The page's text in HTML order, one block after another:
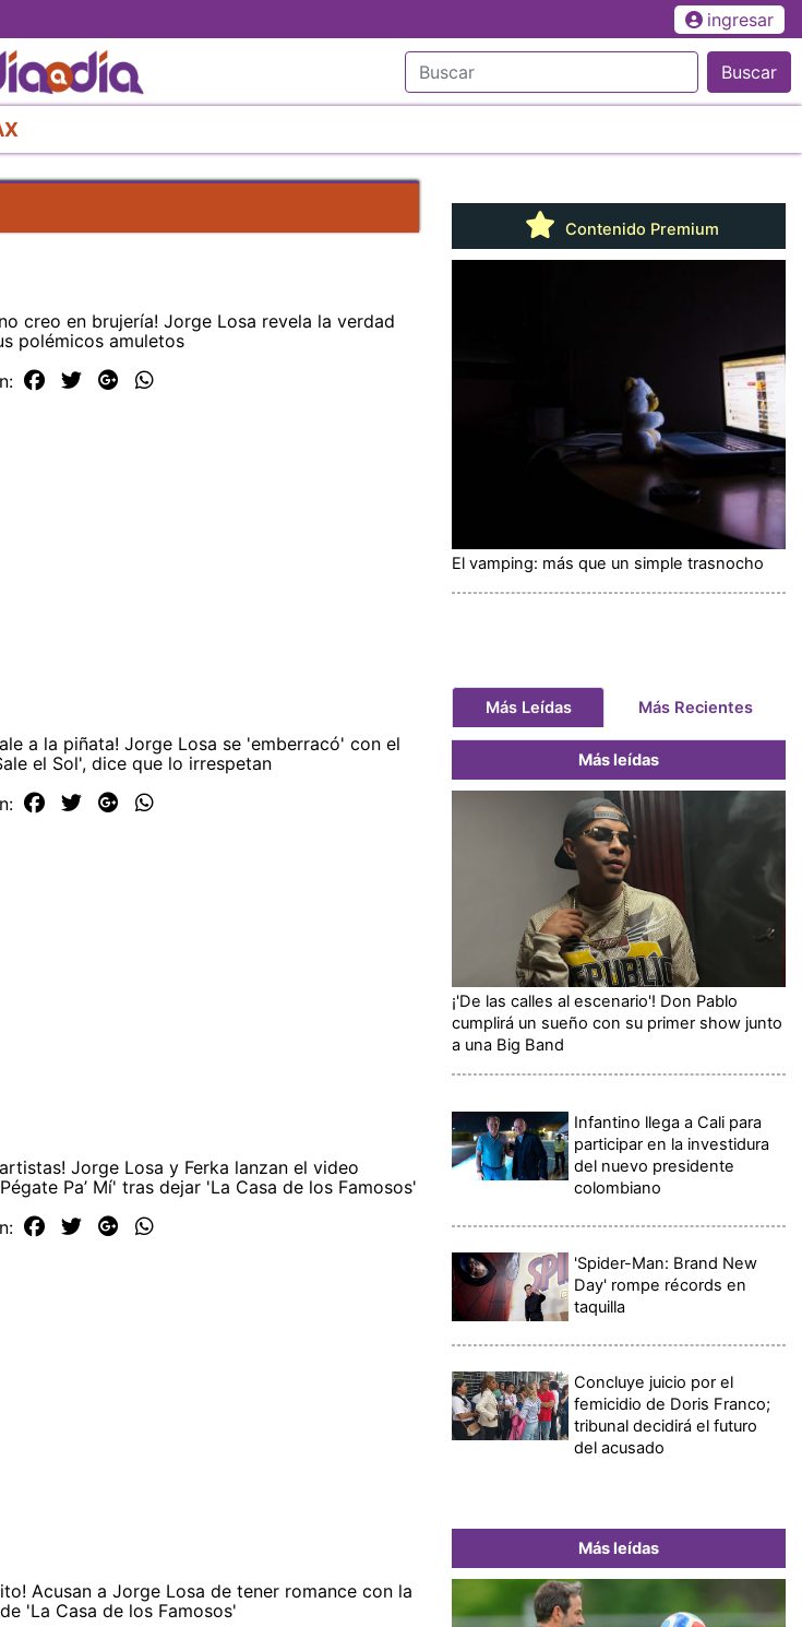
al
contenido
principal
ingresar
Buscar
creo en brujería! Jorge Losa revela la verdad
polémicos amuletos
a la piñata! Jorge Losa se 'emberracó' con el
el Sol', dice que lo irrespetan
Jorge Losa y Ferka lanzan el video
Pa’ Mí' tras dejar 'La Casa de los Famosos'
Acusan a Jorge Losa de tener romance con la
'La Casa de los Famosos'
Contenido Premium
El vamping: más que un simple trasnocho
Más Leídas Más Recientes
Más leídas
¡'De las calles al escenario'! Don Pablo
cumplirá un sueño con su primer show junto
a una Big Band
Infantino llega a Cali para
participar en la investidura
del nuevo presidente
colombiano
'Spider-Man: Brand New
Day' rompe récords en
taquilla
Concluye juicio por el
femicidio de Doris Franco;
tribunal decidirá el futuro
del acusado
Más leídas